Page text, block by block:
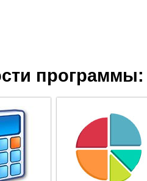
программы: